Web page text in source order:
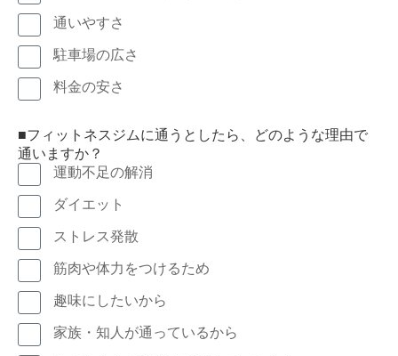
通いやすさ
駐車場の広さ
料金の安さ
■フィットネスジムに通うとしたら、どのような理由で
通いますか？
運動不足の解消
ダイエット
ストレス発散
筋肉や体力をつけるため
趣味にしたいから
家族・知人が通っているから